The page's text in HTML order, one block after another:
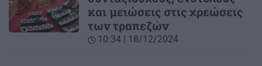
και μειώσεις στις χρεώσεις
των τραπεζών
10:34 | 18/12/2024